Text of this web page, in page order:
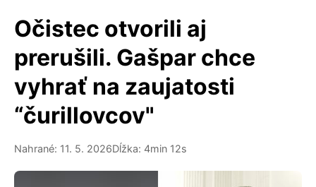
Očistec otvorili aj
prerušili. Gašpar chce
vyhrať na zaujatosti
“čurillovcov"
Nahrané: 11. 5. 2026Dĺžka: 4min 12s